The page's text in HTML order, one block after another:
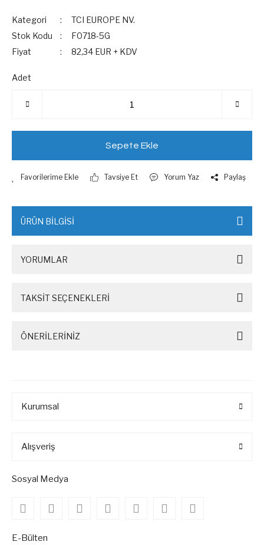
Kategori
TCI EUROPE NV.
Stok Kodu
F0718-5G
Fiyat
82,34 EUR + KDV
Adet
Sepete Ekle
Tavsiye Et Yorum Yaz Paylaş
ÜRÜN BİLGİSİ
YORUMLAR
TAKSİT SEÇENEKLERİ
ÖNERİLERİNİZ
Kurumsal
Alışveriş
Sosyal Medya
E-Bülten